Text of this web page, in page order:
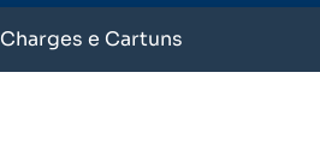
Charges e Cartuns